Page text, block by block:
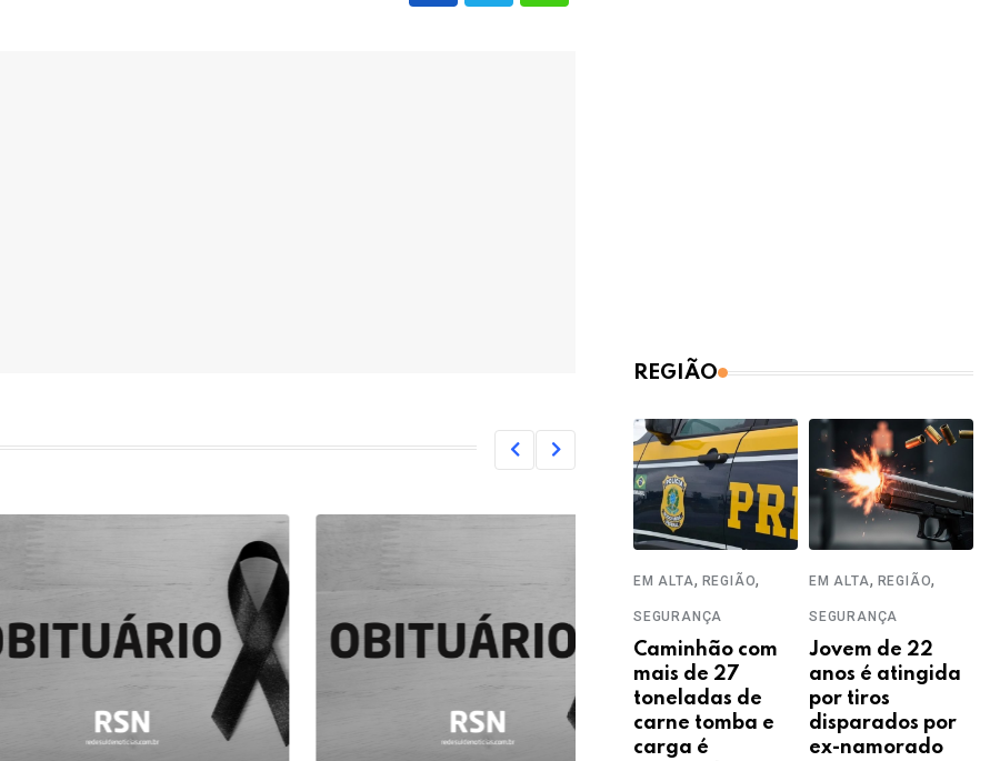
REGIÃO
EM ALTA, REGIÃO,
SEGURANÇA
Caminhão com
mais de 27
toneladas de
carne tomba e
carga é
EM ALTA, REGIÃO,
SEGURANÇA
Jovem de 22
anos é atingida
por tiros
disparados por
ex-namorado